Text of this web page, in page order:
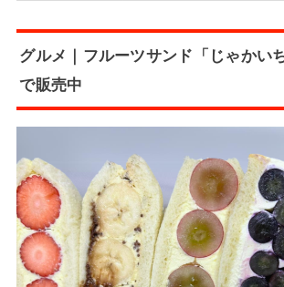
グルメ｜フルーツサンド「じゃかい
で販売中